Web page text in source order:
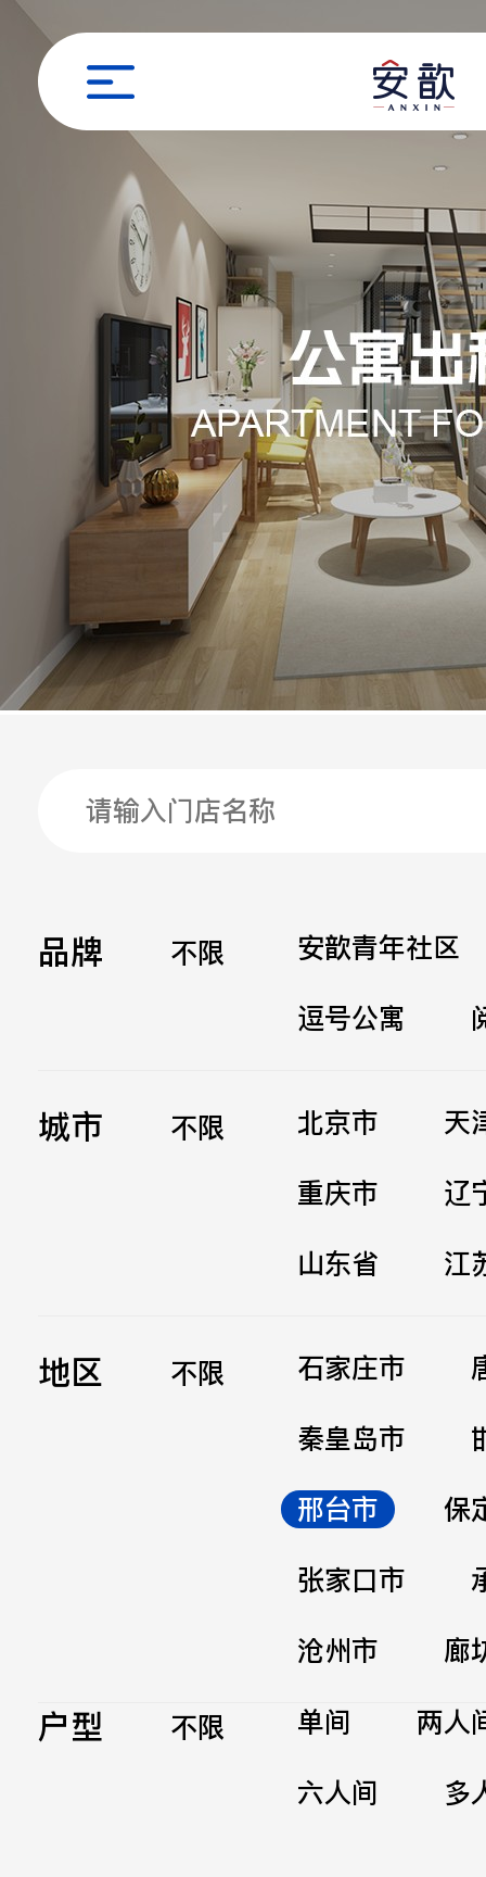
品牌 不限
安歆青年社区
逗号公寓
城市 不限 北京市
天
重庆市
辽
山东省
江
地区 不限 石家庄市
秦皇岛市
邢台市
保
张家口市
沧州市
廊
户型 不限 单间
两人
六人间
多
职位申请
姓名
手机
公司
邮箱
留言
立即提交